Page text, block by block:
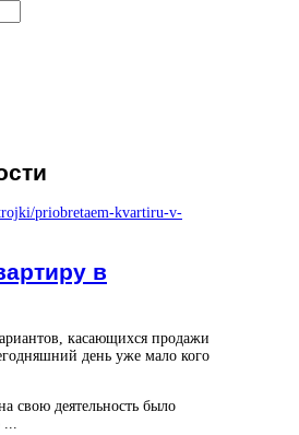
в
касающихся продажи
день уже мало кого
свою деятельность было
...